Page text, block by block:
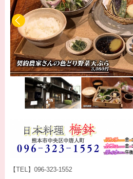
【TEL】096-323-1552